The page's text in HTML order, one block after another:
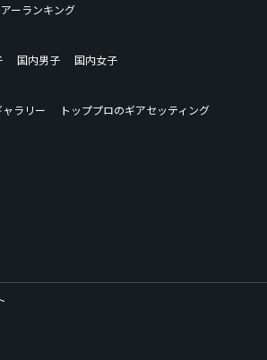
ーランキング
国内男子
国内女子
ラリー
トッププロのギアセッティング